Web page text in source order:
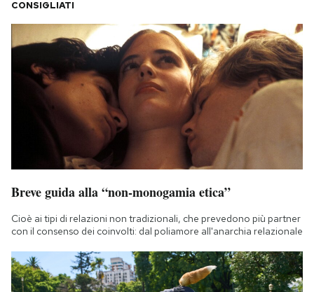
CONSIGLIATI
Breve guida alla “non-monogamia etica”
Cioè ai tipi di relazioni non tradizionali, che prevedono più partner
con il consenso dei coinvolti: dal poliamore all'anarchia relazionale